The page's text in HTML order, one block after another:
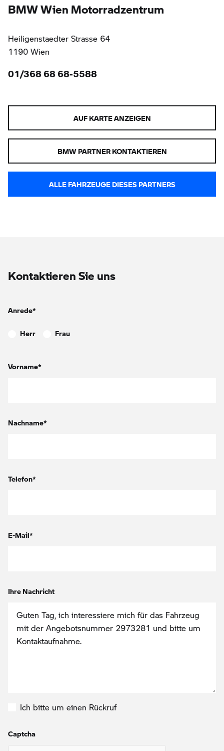
BMW Wien Motorradzentrum
Heiligenstaedter Strasse 64
1190 Wien
01/368 68 68-5588
AUF KARTE ANZEIGEN
BMW PARTNER KONTAKTIEREN
ALLE FAHRZEUGE DIESES PARTNERS
Kontaktieren Sie uns
Anrede*
Herr Frau
Vorname*
Nachname*
Telefon*
E-Mail*
Ihre Nachricht
Ich bitte um einen Rückruf
Captcha